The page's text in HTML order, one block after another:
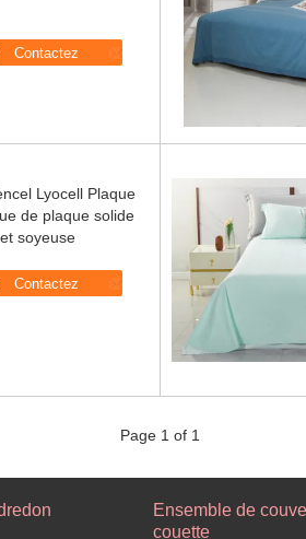
Contactez
Lyocell Plaque
de plaque solide
soyeuse
Contactez
Page 1 of 1
Ensemble de
couette